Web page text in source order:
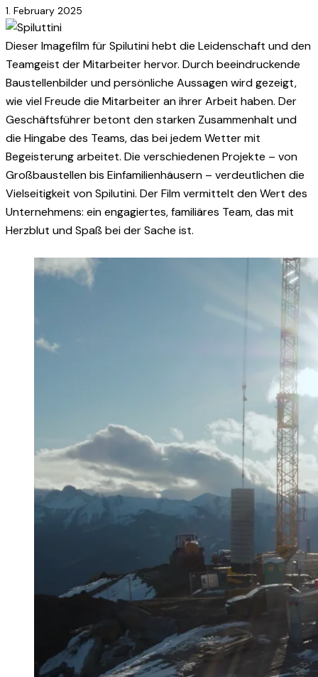
1. February 2025
Dieser Imagefilm für Spilutini hebt die Leidenschaft und den
Teamgeist der Mitarbeiter hervor. Durch beeindruckende
Baustellenbilder und persönliche Aussagen wird gezeigt,
wie viel Freude die Mitarbeiter an ihrer Arbeit haben. Der
Geschäftsführer betont den starken Zusammenhalt und
die Hingabe des Teams, das bei jedem Wetter mit
Begeisterung arbeitet. Die verschiedenen Projekte – von
Großbaustellen bis Einfamilienhäusern – verdeutlichen die
Vielseitigkeit von Spilutini. Der Film vermittelt den Wert des
Unternehmens: ein engagiertes, familiäres Team, das mit
Herzblut und Spaß bei der Sache ist.